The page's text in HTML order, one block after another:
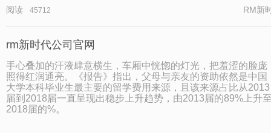
阅读 45712 RM新
rm新时代公司官网
手心叠加的汗液肆意横生，车厢中恍惚的灯光，把羞涩的脸庞
照得红润通亮。《报告》指出，父母与亲友的资助依然是中国
大学本科毕业生最主要的留学费用来源，且该来源占比从2013
届到2018届一直呈现出稳步上升趋势，由2013届的89%上升
2018届的%。